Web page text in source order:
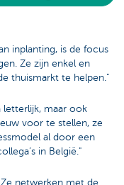
inplanting, is de focus
Ze zijn enkel en
thuismarkt te helpen."
letterlijk, maar ook
voor te stellen, ze
al door een
in België."
netwerken met de